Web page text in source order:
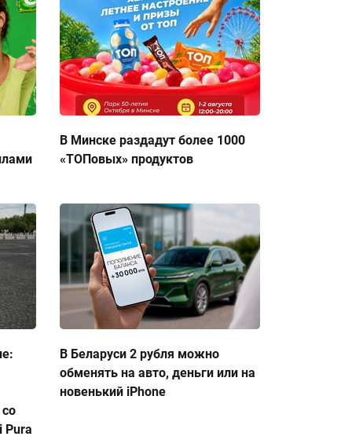
В Минске раздадут более 1000
«ТОПовых» продуктов
Pura
В Беларуси 2 рубля можно
обменять на авто, деньги или на
новенький iPhone